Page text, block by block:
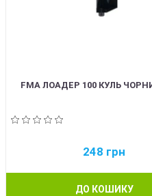
FMA ЛОАДЕР 100 КУЛЬ
248 грн
ДО КОШИКУ